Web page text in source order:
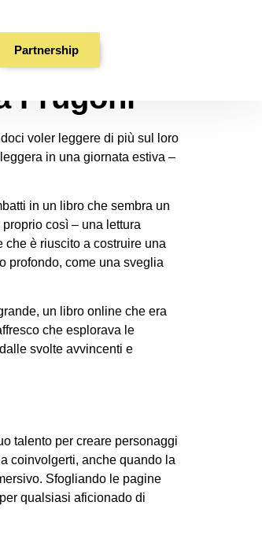
Partnership
Frugoni
voler leggere di più sul loro
in una giornata estiva –
in un libro che sembra un
così – una lettura
è riuscito a costruire una
profondo, come una sveglia
un libro online che era
che esplorava le
svolte avvincenti e
talento per creare personaggi
coinvolgerti, anche quando la
Sfogliando le pagine
qualsiasi aficionado di